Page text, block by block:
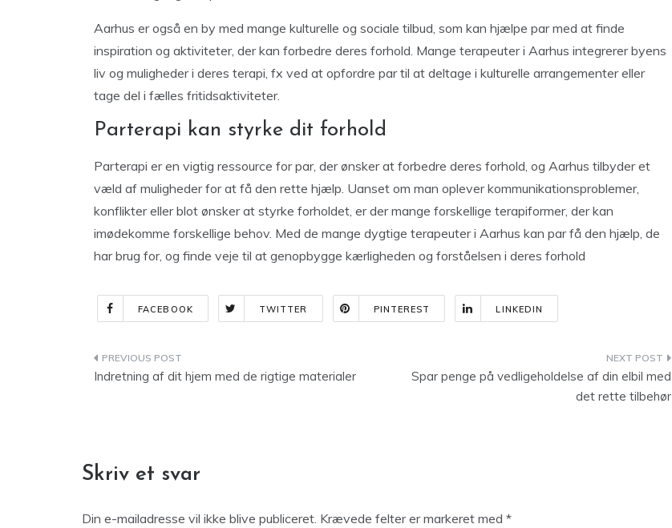
Aarhus er også en by med mange kulturelle og sociale tilbud, som kan hjælpe par med at finde
inspiration og aktiviteter, der kan forbedre deres forhold. Mange terapeuter i Aarhus integrerer byens
liv og muligheder i deres terapi, fx ved at opfordre par til at deltage i kulturelle arrangementer eller
tage del i fælles fritidsaktiviteter.
Parterapi kan styrke dit forhold
Parterapi er en vigtig ressource for par, der ønsker at forbedre deres forhold, og Aarhus tilbyder et
væld af muligheder for at få den rette hjælp. Uanset om man oplever kommunikationsproblemer,
konflikter eller blot ønsker at styrke forholdet, er der mange forskellige terapiformer, der kan
imødekomme forskellige behov. Med de mange dygtige terapeuter i Aarhus kan par få den hjælp, de
har brug for, og finde veje til at genopbygge kærligheden og forståelsen i deres forhold
FACEBOOK TWITTER PINTEREST LINKEDIN
Indlægsnavigation
Indretning af dit hjem med de rigtige materialer
Spar penge på vedligeholdelse af din elbil med
det rette tilbehør
Skriv et svar
Din e-mailadresse vil ikke blive publiceret. Krævede felter er markeret med *